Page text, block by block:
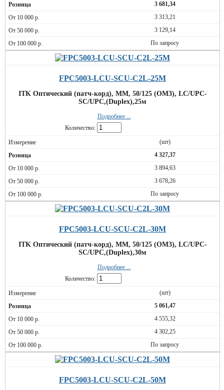
3 681,34
3 313,21
3 129,14
По запросу
FPC5003-LCU-SCU-C2L-25M
ITK Оптический (патч-корд), MM, 50/125 (OM3), LC/UPC-
SC/UPC,(Duplex),25м
Подробнее ...
Количество:
(шт)
4 327,37
3 894,63
3 678,26
По запросу
FPC5003-LCU-SCU-C2L-30M
ITK Оптический (патч-корд), MM, 50/125 (OM3), LC/UPC-
SC/UPC,(Duplex),30м
Подробнее ...
Количество:
(шт)
5 061,47
4 555,32
4 302,25
По запросу
FPC5003-LCU-SCU-C2L-50M